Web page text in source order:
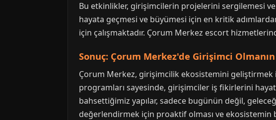
Bu etkinlikler, girişimcilerin projelerini sergilemesi
hayata geçmesi ve büyümesi için en kritik
için çalışmaktadır. Çorum Merkez escort
Sonuç: Çorum Merkez'de Girişimci
Çorum Merkez, girişimcilik ekosistemini
programları sayesinde, girişimciler iş fikirlerini
bahsettiğimiz yapılar, sadece bugünün değil,
değerlendirmek için proaktif olması ve ekosistemin